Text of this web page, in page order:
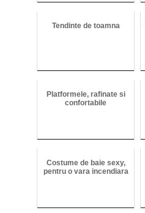
Tendinte de toamna
Platformele, rafinate si
confortabile
Costume de baie sexy,
pentru o vara incendiara